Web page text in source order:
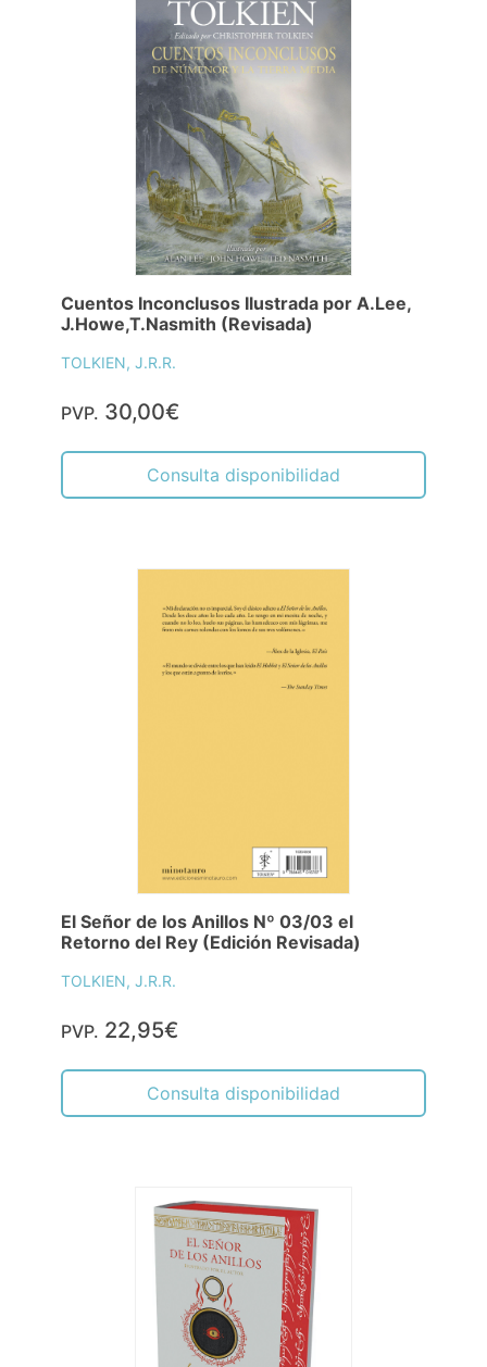
Cuentos Inconclusos Ilustrada por A.Lee,
J.Howe,T.Nasmith (Revisada)
TOLKIEN, J.R.R.
PVP. 30,00€
Consulta disponibilidad
El Señor de los Anillos Nº 03/03 el
Retorno del Rey (Edición Revisada)
TOLKIEN, J.R.R.
PVP. 22,95€
Consulta disponibilidad